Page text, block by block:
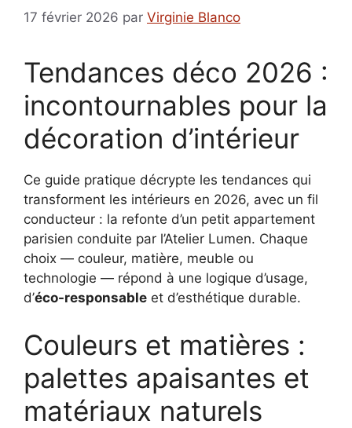
17 février 2026 par Virginie Blanco
Tendances déco 2026 :
incontournables pour la
décoration d’intérieur
Ce guide pratique décrypte les tendances qui
transforment les intérieurs en 2026, avec un fil
conducteur : la refonte d’un petit appartement
parisien conduite par l’Atelier Lumen. Chaque
choix — couleur, matière, meuble ou
technologie — répond à une logique d’usage,
d’éco-responsable et d’esthétique durable.
Couleurs et matières :
palettes apaisantes et
matériaux naturels